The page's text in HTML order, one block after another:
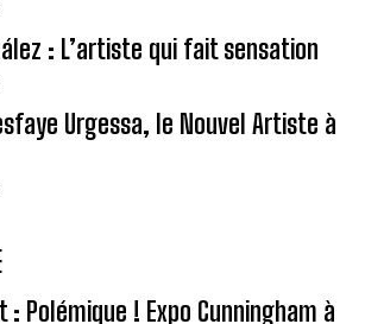
: L’artiste qui fait sensation
Urgessa, le Nouvel Artiste à
: Polémique ! Expo Cunningham à